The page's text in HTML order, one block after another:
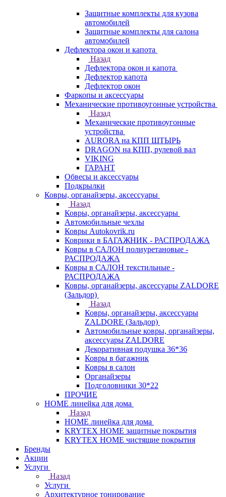
Защитные комплекты для кузова
автомобилей
Защитные комплекты для салона
автомобилей
Дефлектора окон и капота
Назад
Дефлектора окон и капота
Дефлектор капота
Дефлектор окон
Фаркопы и аксессуары
Механические противоугонные устройства
Назад
Механические противоугонные
устройства
AURORA на КПП ШТЫРЬ
DRAGON на КПП, рулевой вал
VIKING
ГАРАНТ
Обвесы и аксессуары
Подкрылки
Ковры, органайзеры, аксессуары
Назад
Ковры, органайзеры, аксессуары
Автомобильные чехлы
Ковры Autokovrik.ru
Коврики в БАГАЖНИК - РАСПРОДАЖА
Ковры в САЛОН полиуретановые -
РАСПРОДАЖА
Ковры в САЛОН текстильные -
РАСПРОДАЖА
Ковры, органайзеры, аксессуары ZALDORE
(Зальдор)
Назад
Ковры, органайзеры, аксессуары
ZALDORE (Зальдор)
Автомобильные ковры, органайзеры,
аксессуары ZALDORE
Декоративная подушка 36*36
Ковры в багажник
Ковры в салон
Органайзеры
Подголовники 30*22
ПРОЧИЕ
HOME линейка для дома
Назад
HOME линейка для дома
KRYTEX HOME защитные покрытия
KRYTEX HOME чистящие покрытия
Бренды
Акции
Услуги
Назад
Услуги
Архитектурное тонирование